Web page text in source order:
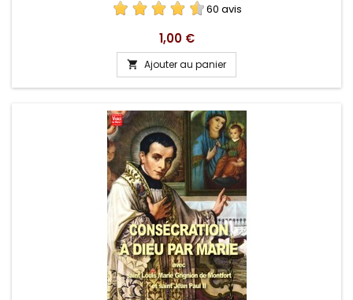
60 avis
Prix
1,00 €
 Ajouter au panier